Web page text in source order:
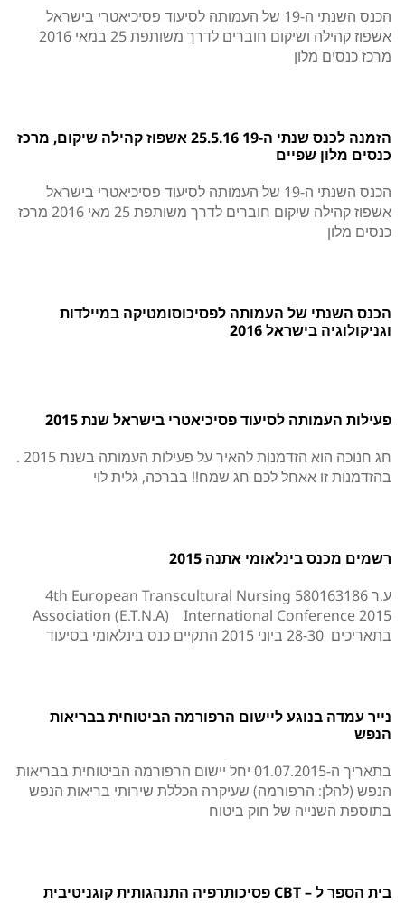
הכנס השנתי ה-19 של העמותה לסיעוד פסיכיאטרי בישראל
אשפוז קהילה ושיקום חוברים לדרך משותפת 25 במאי 2016
מרכז כנסים מלון
הזמנה לכנס שנתי ה-19 25.5.16 אשפוז קהילה שיקום, מרכז
כנסים מלון שפיים
הכנס השנתי ה-19 של העמותה לסיעוד פסיכיאטרי בישראל
אשפוז קהילה שיקום חוברים לדרך משותפת ‏25 מאי 2016 מרכז
כנסים מלון
הכנס השנתי של העמותה לפסיכוסומטיקה במיילדות
וגניקולוגיה בישראל 2016
פעילות העמותה לסיעוד פסיכיאטרי בישראל שנת 2015
חג חנוכה הוא הזדמנות להאיר על פעילות העמותה בשנת 2015 .
בהזדמנות זו אאחל לכם חג שמח!! בברכה, גלית לוי
רשמים מכנס בינלאומי אתנה 2015
ע.ר 580163186 4th European Transcultural Nursing
בתאריכים 28-30 ביוני 2015 התקיים כנס בינלאומי בסיעוד
נייר עמדה בנוגע ליישום הרפורמה הביטוחית בבריאות
הנפש
בתאריך ה-01.07.2015 יחל יישום הרפורמה הביטוחית בבריאות
הנפש (להלן: הרפורמה) שעיקרה הכללת שירותי בריאות הנפש
בתוספת השנייה של חוק ביטוח
בית הספר ל – CBT פסיכותרפיה התנהגותית קוגניטיבית